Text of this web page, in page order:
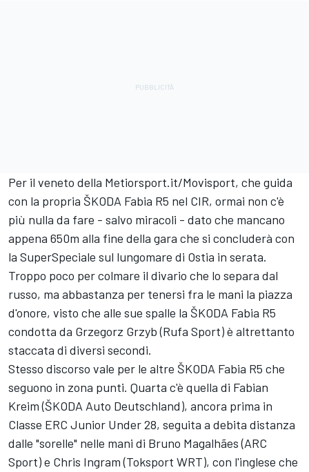
Per il veneto della Metiorsport.it/Movisport, che guida
con la propria ŠKODA Fabia R5 nel CIR, ormai non c'è
più nulla da fare - salvo miracoli - dato che mancano
appena 650m alla fine della gara che si concluderà con
la SuperSpeciale sul lungomare di Ostia in serata.
Troppo poco per colmare il divario che lo separa dal
russo, ma abbastanza per tenersi fra le mani la piazza
d'onore, visto che alle sue spalle la ŠKODA Fabia R5
condotta da Grzegorz Grzyb (Rufa Sport) è altrettanto
staccata di diversi secondi.
Stesso discorso vale per le altre ŠKODA Fabia R5 che
seguono in zona punti. Quarta c'è quella di Fabian
Kreim (ŠKODA Auto Deutschland), ancora prima in
Classe ERC Junior Under 28, seguita a debita distanza
dalle "sorelle" nelle mani di Bruno Magalhães (ARC
Sport) e Chris Ingram (Toksport WRT), con l'inglese che